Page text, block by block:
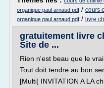
organique paul arnaud pdf / cours
organique paul arnaud pdf / livre
gratuitement livre
Site de ...
Rien n'est beau que le vrai
Tout doit tendre au bon
[Multi] INVITATION A LA